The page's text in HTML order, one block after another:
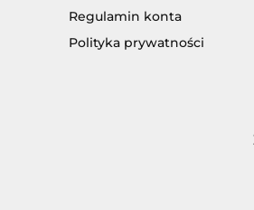
Regulamin konta
Polityka prywatności